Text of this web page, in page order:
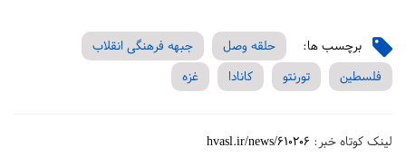
برچسب ها: حلقه وصل
جبهه فرهنگی انقلاب
فلسطین
تورنتو کانادا غزه
لینک کوتاه خبر: hvasl.ir/news/610206